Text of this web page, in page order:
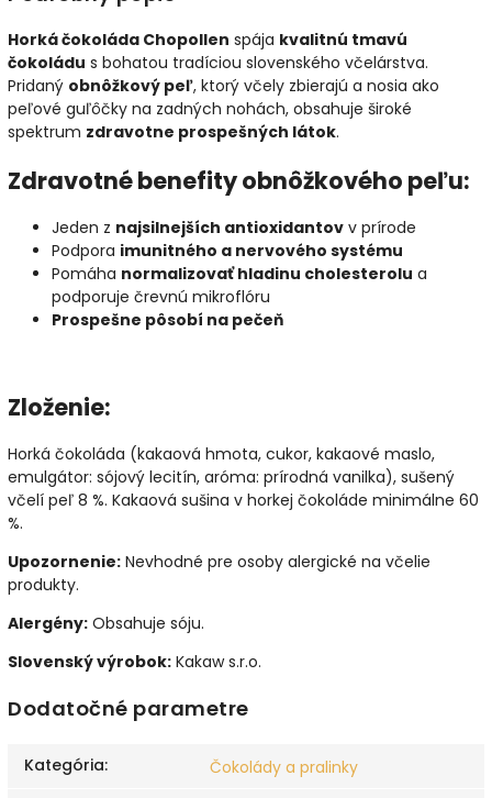
Horká čokoláda Chopollen spája kvalitnú tmavú
čokoládu s bohatou tradíciou slovenského včelárstva.
Pridaný obnôžkový peľ, ktorý včely zbierajú a nosia ako
peľové guľôčky na zadných nohách, obsahuje široké
spektrum zdravotne prospešných látok.
Zdravotné benefity obnôžkového peľu:
Jeden z najsilnejších antioxidantov v prírode
Podpora imunitného a nervového systému
Pomáha normalizovať hladinu cholesterolu a
podporuje črevnú mikroflóru
Prospešne pôsobí na pečeň
Zloženie:
Horká čokoláda (kakaová hmota, cukor, kakaové maslo,
emulgátor: sójový lecitín, aróma: prírodná vanilka), sušený
včelí peľ 8 %. Kakaová sušina v horkej čokoláde minimálne 60
%.
Upozornenie: Nevhodné pre osoby alergické na včelie
produkty.
Alergény: Obsahuje sóju.
Slovenský výrobok: Kakaw s.r.o.
Dodatočné parametre
Kategória:
Čokolády a pralinky